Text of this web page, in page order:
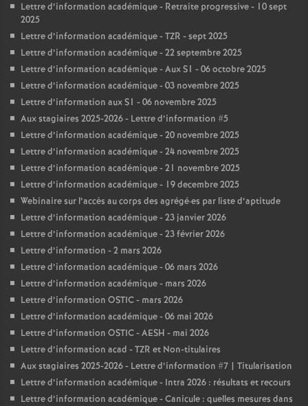
Lettre d’information académique - Retraite progressive - 10 sept
2025
Lettre d’information académique - TZR - sept 2025
Lettre d’information académique - 22 septembre 2025
Lettre d’information académique - Aux S1 - 06 octobre 2025
Lettre d’information académique - 03 novembre 2025
Lettre d’information aux S1 - 06 novembre 2025
Aux stagiaires 2025-2026 - Lettre d’information #5
Lettre d’information académique - 20 novembre 2025
Lettre d’information académique - 24 novembre 2025
Lettre d’information académique - 21 novembre 2025
Lettre d’information académique - 19 decembre 2025
Webinaire sur l’accès au corps des agrégé·es par liste d’aptitude
Lettre d’information académique - 23 janvier 2026
Lettre d’information académique - 23 février 2026
Lettre d’information - 2 mars 2026
Lettre d’information académique - 06 mars 2026
Lettre d’information académique - mars 2026
Lettre d’information OSTIC - mars 2026
Lettre d’information académique - 06 mai 2026
Lettre d’information OSTIC - AESH - mai 2026
Lettre d’information acad - TZR et Non-titulaires
Aux stagiaires 2025-2026 - Lettre d’information #7 | Titularisation
Lettre d’information académique - Intra 2026 : résultats et recours
Lettre d’information académique - Canicule : quelles mesures dans